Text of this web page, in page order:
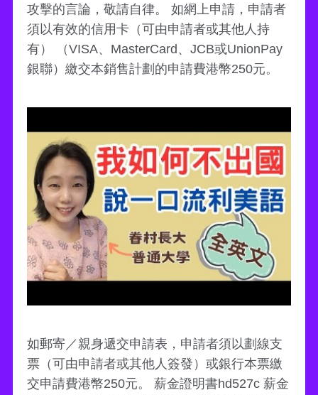
攻擊的言論，敬請自律。 如網上申請，申請者
須以有效的信用卡（可由申請者或其他人持
有） （VISA、MasterCard、JCB或UnionPay
銀聯）繳交本銷售計劃的申請費港幣250元。
如郵寄／親身遞交申請表，申請者須以劃線支
票（可由申請者或其他人簽發）或銀行本票繳
交申請費港幣250元。 薪金證明書hd527c 薪金